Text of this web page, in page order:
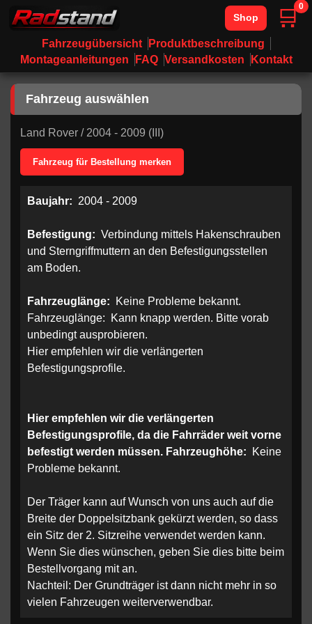
Fahrzeugübersicht
Produktbeschreibung
Montageanleitungen
FAQ Versandkosten Kontakt
Shop 🛒0
Fahrzeug auswählen
Land Rover / 2004 - 2009 (III)
Fahrzeug für Bestellung merken
Baujahr: 2004 - 2009
Befestigung: Verbindung mittels Hakenschrauben
und Sterngriffmuttern an den Befestigungsstellen
am Boden.
Fahrzeuglänge:
Keine Probleme bekannt.
Fahrzeuglänge: Kann knapp werden. Bitte vorab
unbedingt ausprobieren.
Hier empfehlen wir die verlängerten
Befestigungsprofile.
Hier empfehlen wir die verlängerten
Befestigungsprofile, da die Fahrräder weit vorne
befestigt werden müssen. Fahrzeughöhe:
Keine
Probleme bekannt.
Der Träger kann auf Wunsch von uns auch auf die
Breite der Doppelsitzbank gekürzt werden, so dass
ein Sitz der 2. Sitzreihe verwendet werden kann.
Wenn Sie dies wünschen, geben Sie dies bitte beim
Bestellvorgang mit an.
Nachteil: Der Grundträger ist dann nicht mehr in so
vielen Fahrzeugen weiterverwendbar.